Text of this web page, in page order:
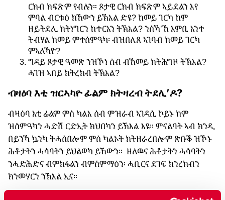
ርክብ ክፍጽም የብሉን። ጾታዊ ርክብ ክፍጽም ኣይደልን እየ
ምባል ብርቱዕ ክኸውን ይኽእል ድዩ? ከመይ ገርካ ከም
ዘይትደሊ ክትነግርን ከተርእን ትኽእል? ንስኻ’ኸ እምቢ እንተ
ትብሃል ከመይ ምተሰምዓካ፡ ብዝበለጸ ኣገባብ ከመይ ገርካ
ምኣለኻዮ?
ግዳይ ጾታዊ ዓመጽ ንዝኾነ ሰብ ብኸመይ ክትሕግዞ ትኽእል?
ሓገዝ ኣበይ ክትረክብ ትኽእል?
ብዛዕባ እቲ ዝርኣካዮ ፊልም ክትዛረብ ትደሊ’ዶ?
ብዛዕባ እቲ ፊልም ምስ ካልእ ሰብ ምዝራብ ኣገዳሲ ኮይኑ ከም
ዝስምዓካን ሓድሽ ርድኢት ክህበካን ይኽእል እዩ። ምናልባት ኣብ ክንዲ
በይንኻ ኴንካ ትሓስበሎም ምስ ካልኦት ክትዘራረበሎም ጽቡቕ ዝኾኑ
ሕቶታትን ሓሳባትን ይህልወካ ይኸውን። ዘለዉና ሕቶታትን ሓሳባትን
ንሓድሕድና ብምክፋልን ብምስምማዕን፡ ሓቢርና ደገፍ ክንረክብን
ክንመሃርን ንኽእል ኢና።
ጕጅለ ኣቑምካ ብዛዕባ እዞም ፊልምታት ክትዛረቡ ትደሊ ዲኻ? ኣብዚ